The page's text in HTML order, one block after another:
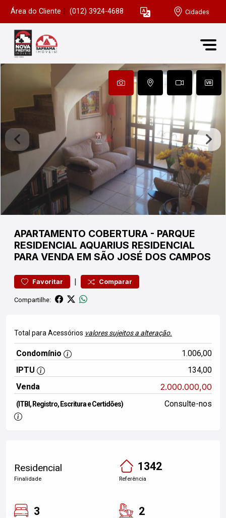
Área do Cliente (012) 3924-4688 Cidades
APARTAMENTO COBERTURA - PARQUE
RESIDENCIAL AQUARIUS RESIDENCIAL
PARA VENDA EM SÃO JOSÉ DOS CAMPOS
Favoritar | Comparar
Compartilhe:
Total para Acessórios valores sujeitos a alteração.
Condomínio
1.006,00
IPTU
134,00
Venda
2.000.000,00
(ITBI, Registro, Escritura e Certidões) Consulte-nos
Residencial
Finalidade
1342
Referência
3 2